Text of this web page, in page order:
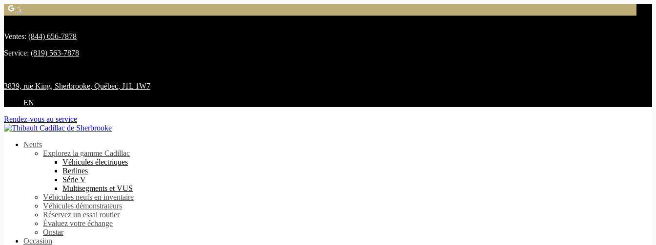
5
Ventes: (844) 656-7878
Service: (819) 563-7878
3839, rue King, Sherbrooke, Québec, J1L 1W7
EN
Rendez-vous au service
Neufs
Explorez la gamme Cadillac
Véhicules électriques
Berlines
Série V
Multisegments et VUS
Véhicules neufs en inventaire
Véhicules démonstrateurs
Réservez un essai routier
Évaluez votre échange
Onstar
Occasion